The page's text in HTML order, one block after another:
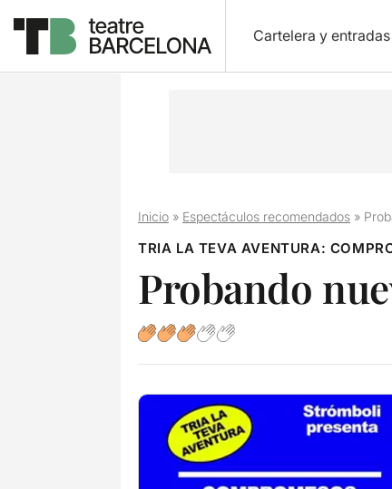
Cartelera y entradas
Inicio» Espectáculos recomendados»
TRIA LA TEVA AVENTURA:
Probando